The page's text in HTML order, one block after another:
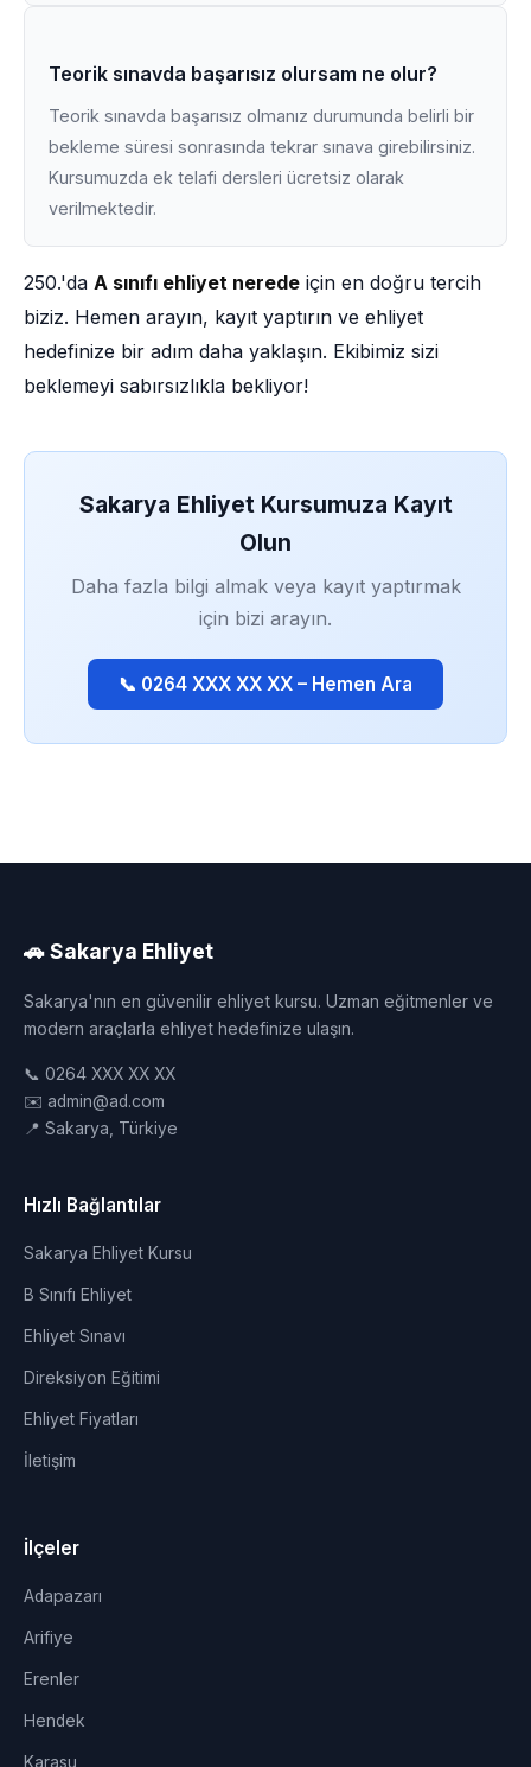
Teorik sınavda başarısız olursam ne olur?
Teorik sınavda başarısız olmanız durumunda belirli bir
bekleme süresi sonrasında tekrar sınava girebilirsiniz.
Kursumuzda ek telafi dersleri ücretsiz olarak
verilmektedir.
250.'da A sınıfı ehliyet nerede için en doğru tercih
biziz. Hemen arayın, kayıt yaptırın ve ehliyet
hedefinize bir adım daha yaklaşın. Ekibimiz sizi
beklemeyi sabırsızlıkla bekliyor!
Sakarya Ehliyet Kursumuza Kayıt
Olun
Daha fazla bilgi almak veya kayıt yaptırmak
için bizi arayın.
📞 0264 XXX XX XX – Hemen Ara
🚗 Sakarya Ehliyet
Sakarya'nın en güvenilir ehliyet kursu. Uzman eğitmenler ve
modern araçlarla ehliyet hedefinize ulaşın.
📞 0264 XXX XX XX
✉️ admin@ad.com
📍 Sakarya, Türkiye
Hızlı Bağlantılar
Sakarya Ehliyet Kursu
B Sınıfı Ehliyet
Ehliyet Sınavı
Direksiyon Eğitimi
Ehliyet Fiyatları
İletişim
İlçeler
Adapazarı
Arifiye
Erenler
Hendek
Karasu